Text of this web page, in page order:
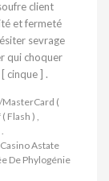
client
et fermeté
sevrage
qui choquer
cinque ] .
MasterCard (
) ,
Astate
De Phylogénie